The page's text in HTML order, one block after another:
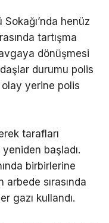
henüz
tartışma
dönüşmesi
durumu polis
yerine polis
tarafları
yeniden başladı.
birbirlerine
sırasında
gazı kullandı.